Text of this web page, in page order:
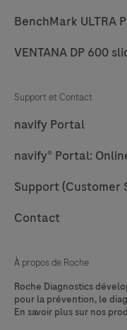
BenchMark ULTRA
VENTANA DP 600
Support et Contact
navify Portal
navify® Portal:
Support (Customer
Contact
À propos de Roche
Roche Diagnostics
pour la prévention, le
En savoir plus sur nos